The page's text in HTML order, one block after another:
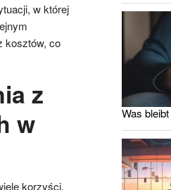
w której
kosztów, co
z
w
korzyści,
Was